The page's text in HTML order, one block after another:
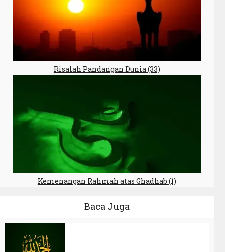
Risalah Pandangan Dunia (33)
Kemenangan Rahmah atas Ghadhab (1)
Baca Juga